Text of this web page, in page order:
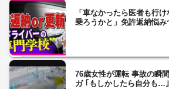
「車なかったら医者も行
乗ろうかと」免許返納悩
76歳女性が運転 事故の瞬
ガ ｢もしかしたら自分も…